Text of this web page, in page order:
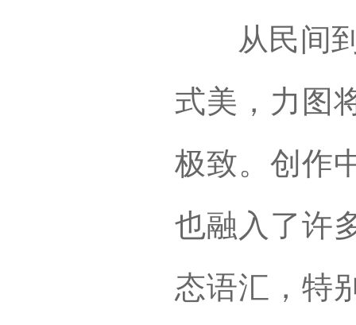
从民间到
式美，力图
极致。创作
也融入了许
态语汇，特